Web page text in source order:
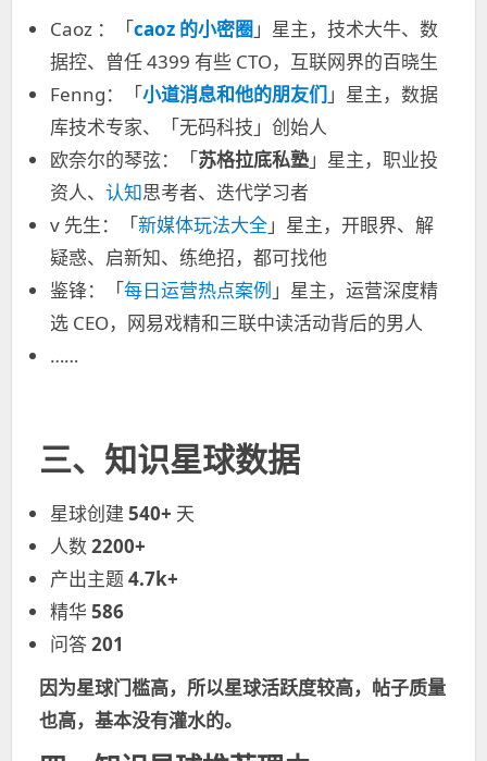
Caoz ：「caoz 的小密圈」星主，技术大牛、数
据控、曾任 4399 有些 CTO，互联网界的百晓生
Fenng：「小道消息和他的朋友们 」星主，数据
库技术专家、「无码科技」创始人
欧奈尔的琴弦：「苏格拉底私塾」星主，职业投
资人、 认知思考者、迭代学习者
v 先生：「新媒体玩法大全」星主，开眼界、解
疑惑、启新知、练绝招，都可找他
鉴锋：「每日运营热点案例 」星主，运营深度精
选 CEO，网易戏精和三联中读活动背后的男人
……
三、知识星球数据
星球创建 540+ 天
人数 2200+
产出主题4.7k+
精华 586
问答201
因为星球门槛高，所以星球活跃度较高，帖子质量
也高，基本没有灌水的。